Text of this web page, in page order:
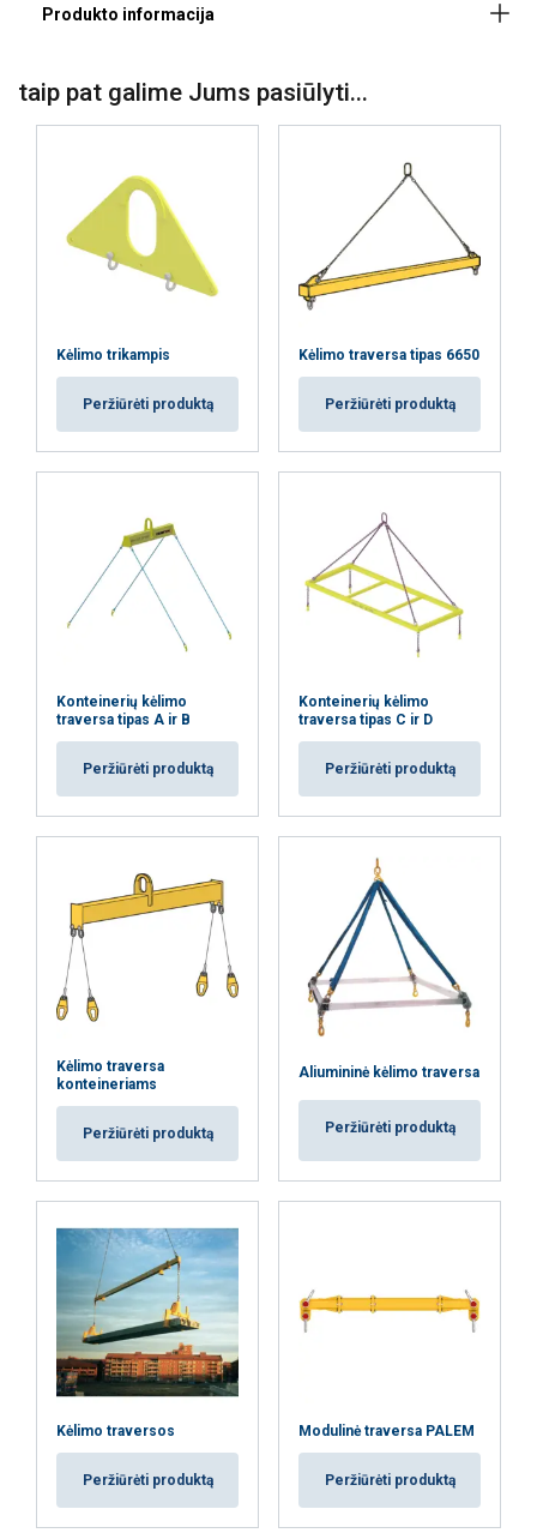
Padengimas:
taip pat galime Jums pasiūlyti...
Kėlimo trikampis
Peržiūrėti produktą
Kėlimo traversa tipas 6650
Peržiūrėti produktą
Konteinerių kėlimo
traversa tipas A ir B
Peržiūrėti produktą
Konteinerių kėlimo
traversa tipas C ir D
Peržiūrėti produktą
Kėlimo traversa
konteineriams
Peržiūrėti produktą
Aliumininė kėlimo traversa
Peržiūrėti produktą
Kėlimo traversos
Peržiūrėti produktą
Modulinė traversa PALEM
Peržiūrėti produktą